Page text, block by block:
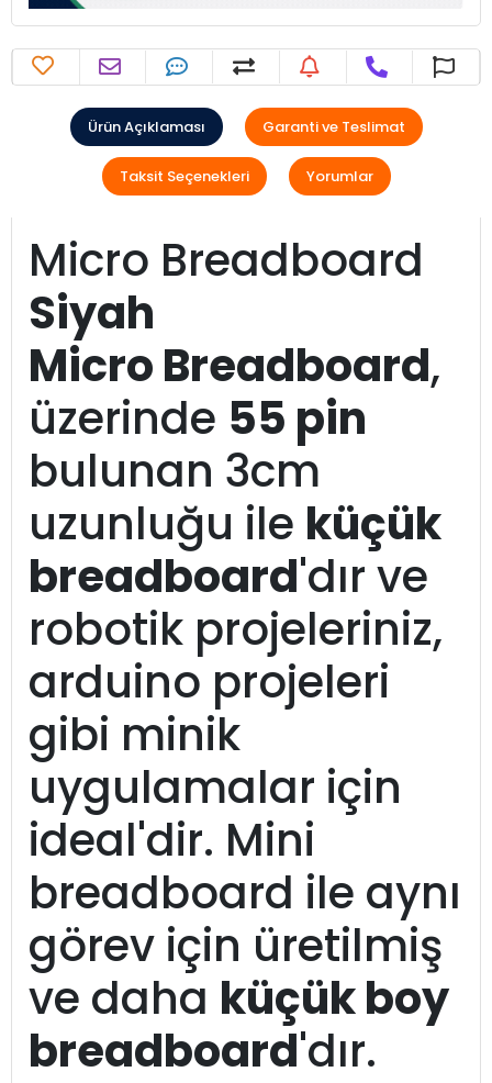
Ürün Açıklaması Garanti ve Teslimat
Taksit Seçenekleri Yorumlar
Micro Breadboard
Siyah
Micro Breadboard,
üzerinde 55 pin
bulunan 3cm
uzunluğu ile küçük
breadboard'dır ve
robotik projeleriniz,
arduino projeleri
gibi minik
uygulamalar için
ideal'dir. Mini
breadboard ile aynı
görev için üretilmiş
ve daha küçük boy
breadboard'dır.